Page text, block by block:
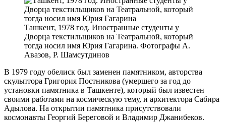
Ташкент, 1978 год. Иностранные студенты у
Дворца текстильщиков на Театральной, который
тогда носил имя Юрия Гагарина. Фотографы А.
Авазов, Р. Шамсутдинов
В 1979 году обелиск был заменен памятником, авторства
скульптора Григория Постникова (умершего за год до
установки памятника в Ташкенте), который был известен
своими работами на космическую тему, и архитектора Сабира
Адылова. На открытии памятника присутствовали
космонавты Георгий Береговой и Владимир Джанибеков.